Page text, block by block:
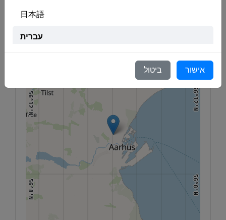
56°8'N 56°8'N
56°12'N 56°12'N
56°16'N −
日本語
עברית
Português
ביטול אישור